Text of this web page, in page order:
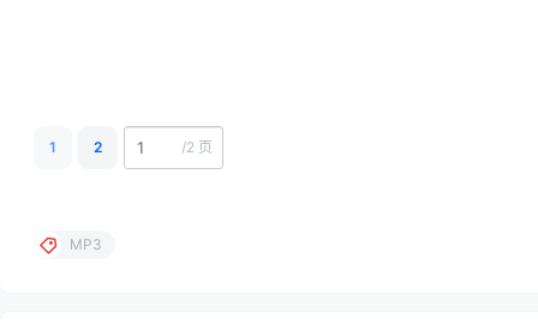
1 2 /2 页
MP3